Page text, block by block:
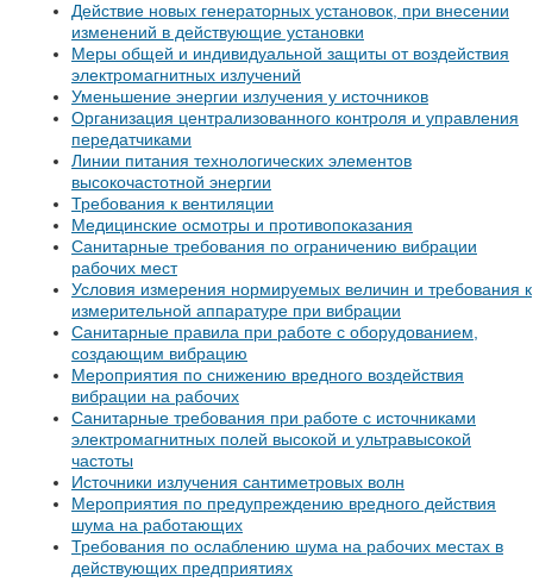
Действие новых генераторных установок, при внесении
изменений в действующие установки
Меры общей и индивидуальной защиты от воздействия
электромагнитных излучений
Уменьшение энергии излучения у источников
Организация централизованного контроля и управления
передатчиками
Линии питания технологических элементов
высокочастотной энергии
Требования к вентиляции
Медицинские осмотры и противопоказания
Санитарные требования по ограничению вибрации
рабочих мест
Условия измерения нормируемых величин и требования к
измерительной аппаратуре при вибрации
Санитарные правила при работе с оборудованием,
создающим вибрацию
Мероприятия по снижению вредного воздействия
вибрации на рабочих
Санитарные требования при работе с источниками
электромагнитных полей высокой и ультравысокой
частоты
Источники излучения сантиметровых волн
Мероприятия по предупреждению вредного действия
шума на работающих
Требования по ослаблению шума на рабочих местах в
действующих предприятиях